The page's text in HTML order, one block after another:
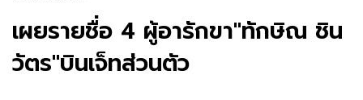
เผยรายชื่อ 4 ผู้อารักขา"ทักษิณ ชิน
วัตร"บินเจ็ทส่วนตัว